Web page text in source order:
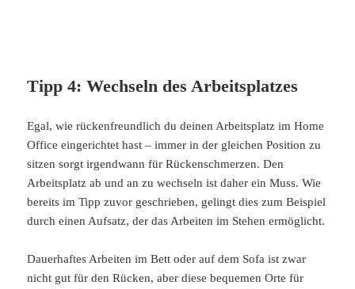
Tipp 4: Wechseln des Arbeitsplatzes
Egal, wie rückenfreundlich du deinen Arbeitsplatz im Home
Office eingerichtet hast – immer in der gleichen Position zu
sitzen sorgt irgendwann für Rückenschmerzen. Den
Arbeitsplatz ab und an zu wechseln ist daher ein Muss. Wie
bereits im Tipp zuvor geschrieben, gelingt dies zum Beispiel
durch einen Aufsatz, der das Arbeiten im Stehen ermöglicht.
Dauerhaftes Arbeiten im Bett oder auf dem Sofa ist zwar
nicht gut für den Rücken, aber diese bequemen Orte für